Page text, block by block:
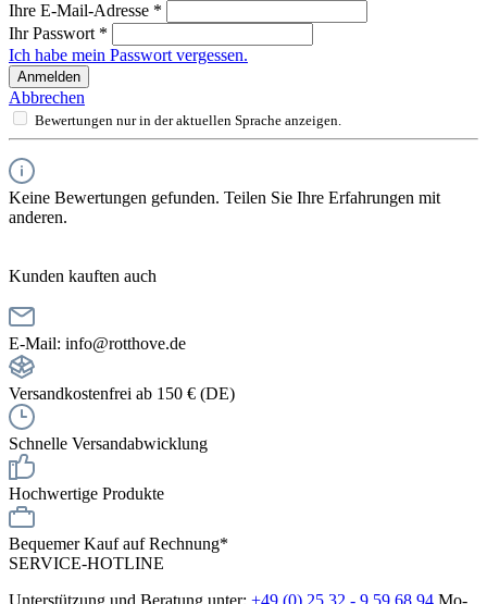
Ihre E-Mail-Adresse *
Ihr Passwort *
Ich habe mein Passwort vergessen.
Anmelden
Abbrechen
Bewertungen nur in der aktuellen Sprache anzeigen.
Keine Bewertungen gefunden. Teilen Sie Ihre Erfahrungen mit
anderen.
Kunden kauften auch
E-Mail: info@rotthove.de
Versandkostenfrei ab 150 € (DE)
Schnelle Versandabwicklung
Hochwertige Produkte
Bequemer Kauf auf Rechnung*
SERVICE-HOTLINE
Unterstützung und Beratung unter: +49 (0) 25 32 - 9 59 68 94 Mo-